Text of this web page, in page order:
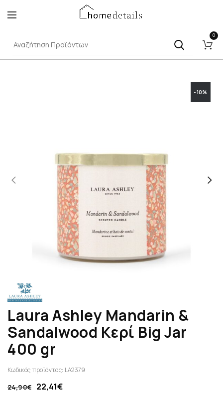
0
-10%
Laura Ashley Mandarin &
Sandalwood Κερί Big Jar
400 gr
Κωδικός προϊόντος: LA2379
24,90€ 22,41€